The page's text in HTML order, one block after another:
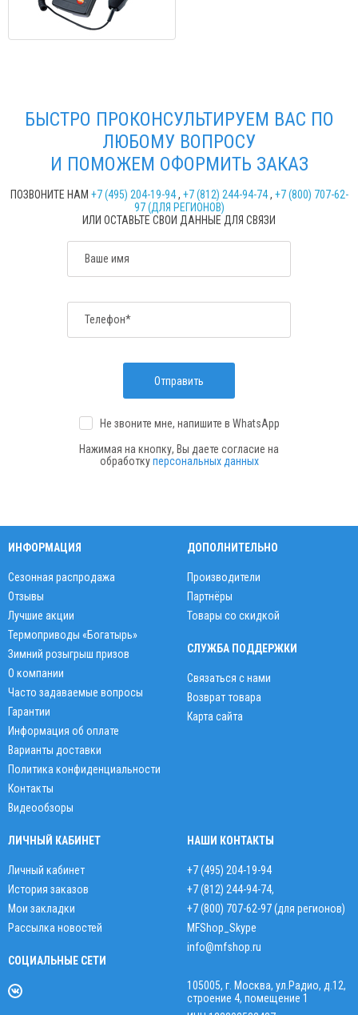
БЫСТРО ПРОКОНСУЛЬТИРУЕМ ВАС ПО
ЛЮБОМУ ВОПРОСУ
И ПОМОЖЕМ ОФОРМИТЬ ЗАКАЗ
ПОЗВОНИТЕ НАМ +7 (495) 204-19-94, +7 (812) 244-94-74, +7 (800) 707-62-
97 (ДЛЯ РЕГИОНОВ)
ИЛИ ОСТАВЬТЕ СВОИ ДАННЫЕ ДЛЯ СВЯЗИ
Ваше имя
Телефон*
Отправить
Не звоните мне, напишите в WhatsApp
Нажимая на кнопку, Вы даете согласие на
обработкуперсональных данных
ИНФОРМАЦИЯ
Сезонная распродажа
Отзывы
Лучшие акции
Термоприводы «Богатырь»
Зимний розыгрыш призов
О компании
Часто задаваемые вопросы
Гарантии
Информация об оплате
Варианты доставки
Политика конфиденциальности
Контакты
Видеообзоры
ДОПОЛНИТЕЛЬНО
Производители
Партнёры
Товары со скидкой
СЛУЖБА ПОДДЕРЖКИ
Связаться с нами
Возврат товара
Карта сайта
ЛИЧНЫЙ КАБИНЕТ
Личный кабинет
История заказов
Мои закладки
Рассылка новостей
СОЦИАЛЬНЫЕ СЕТИ
НАШИ КОНТАКТЫ
+7 (495) 204-19-94
+7 (812) 244-94-74,
+7 (800) 707-62-97 (для регионов)
MFShop_Skype
info@mfshop.ru
105005, г. Москва, ул.Радио, д.12,
строение 4, помещение 1